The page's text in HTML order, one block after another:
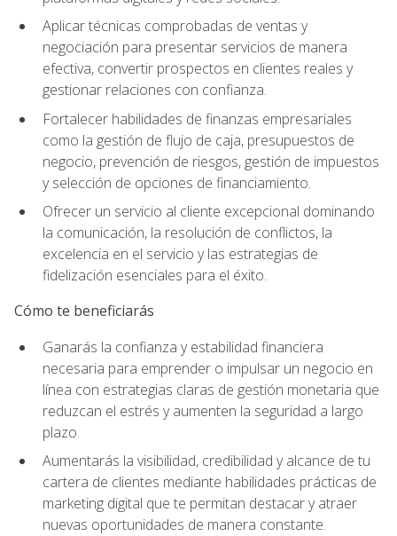
Aplicar técnicas comprobadas de ventas y
negociación para presentar servicios de manera
efectiva, convertir prospectos en clientes reales y
gestionar relaciones con confianza.
Fortalecer habilidades de finanzas empresariales
como la gestión de flujo de caja, presupuestos de
negocio, prevención de riesgos, gestión de impuestos
y selección de opciones de financiamiento.
Ofrecer un servicio al cliente excepcional dominando
la comunicación, la resolución de conflictos, la
excelencia en el servicio y las estrategias de
fidelización esenciales para el éxito.
Cómo te beneficiarás
Ganarás la confianza y estabilidad financiera
necesaria para emprender o impulsar un negocio en
línea con estrategias claras de gestión monetaria que
reduzcan el estrés y aumenten la seguridad a largo
plazo.
Aumentarás la visibilidad, credibilidad y alcance de tu
cartera de clientes mediante habilidades prácticas de
marketing digital que te permitan destacar y atraer
nuevas oportunidades de manera constante.